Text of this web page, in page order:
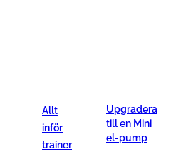
Allt
inför
trainer
Upgradera
till en Mini
el-pump